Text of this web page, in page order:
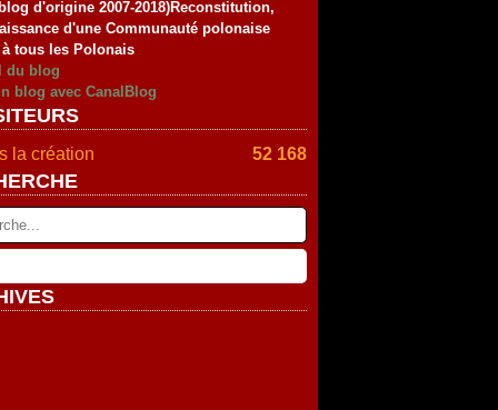
d'origine 2007-2018)Reconstitution,
d'une Communauté polonaise
tous les Polonais
du blog
blog avec CanalBlog
la création 52 168